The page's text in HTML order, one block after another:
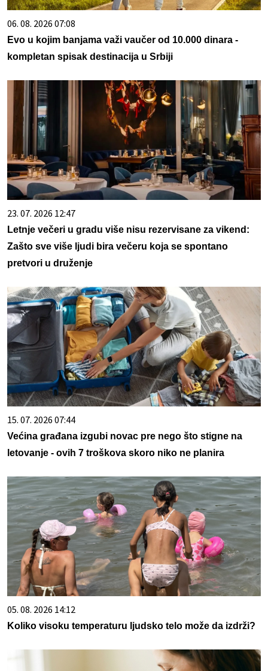
06. 08. 2026 07:08
Evo u kojim banjama važi vaučer od 10.000 dinara -
kompletan spisak destinacija u Srbiji
23. 07. 2026 12:47
Letnje večeri u gradu više nisu rezervisane za vikend:
Zašto sve više ljudi bira večeru koja se spontano
pretvori u druženje
15. 07. 2026 07:44
Većina građana izgubi novac pre nego što stigne na
letovanje - ovih 7 troškova skoro niko ne planira
05. 08. 2026 14:12
Koliko visoku temperaturu ljudsko telo može da izdrži?